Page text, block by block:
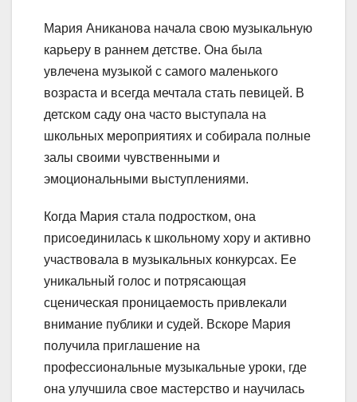
Мария Аниканова начала свою музыкальную
карьеру в раннем детстве. Она была
увлечена музыкой с самого маленького
возраста и всегда мечтала стать певицей. В
детском саду она часто выступала на
школьных мероприятиях и собирала полные
залы своими чувственными и
эмоциональными выступлениями.
Когда Мария стала подростком, она
присоединилась к школьному хору и активно
участвовала в музыкальных конкурсах. Ее
уникальный голос и потрясающая
сценическая проницаемость привлекали
внимание публики и судей. Вскоре Мария
получила приглашение на
профессиональные музыкальные уроки, где
она улучшила свое мастерство и научилась